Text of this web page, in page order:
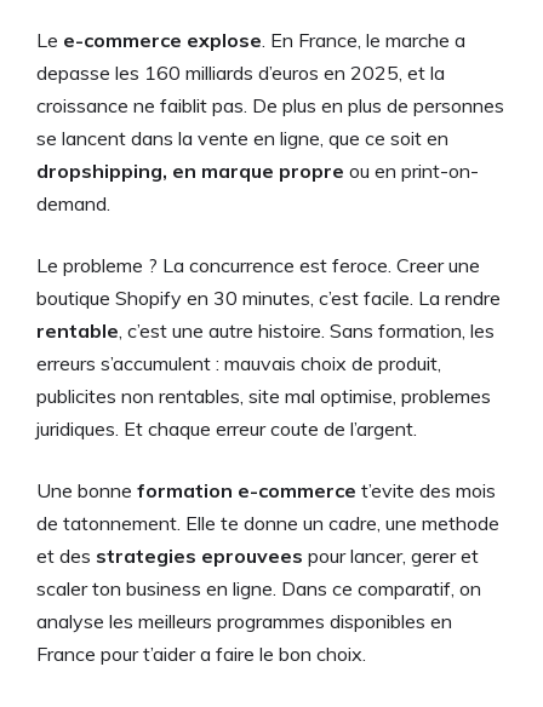
Le e-commerce explose . En France, le marche a
depasse les 160 milliards d’euros en 2025, et la
croissance ne faiblit pas. De plus en plus de personnes
se lancent dans la vente en ligne, que ce soit en
dropshipping, en marque propre ou en print-on-
demand.
Le probleme ? La concurrence est feroce. Creer une
boutique Shopify en 30 minutes, c’est facile. La rendre
rentable , c’est une autre histoire. Sans formation, les
erreurs s’accumulent : mauvais choix de produit,
publicites non rentables, site mal optimise, problemes
juridiques. Et chaque erreur coute de l’argent.
Une bonne formation e-commerce t’evite des mois
de tatonnement. Elle te donne un cadre, une methode
et des strategies eprouvees pour lancer, gerer et
scaler ton business en ligne. Dans ce comparatif, on
analyse les meilleurs programmes disponibles en
France pour t’aider a faire le bon choix.